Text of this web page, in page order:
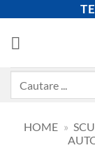
content
HOME »